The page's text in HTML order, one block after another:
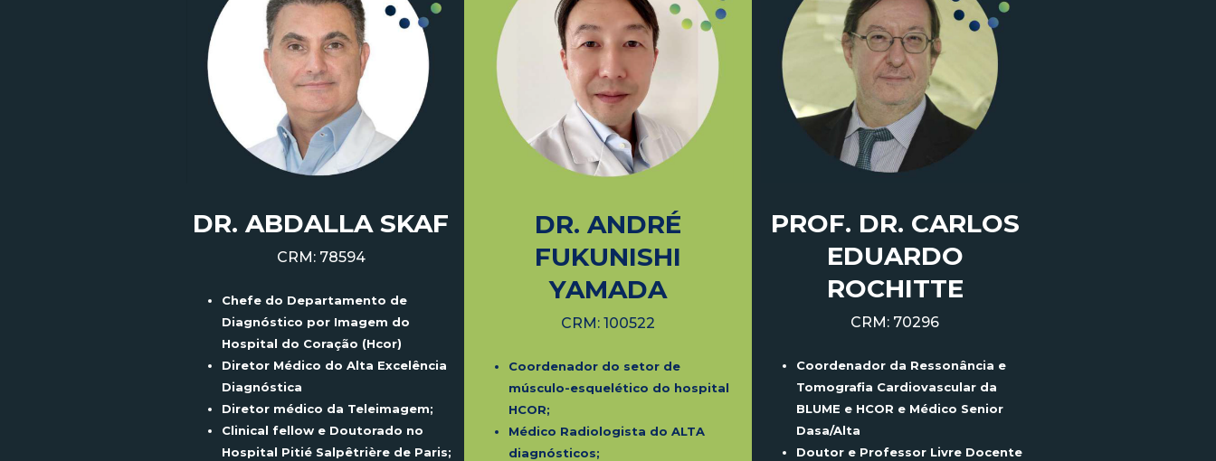
DR. ABDALLA SKAF
CRM: 78594
Chefe do Departamento de
Diagnóstico por Imagem do
Hospital do Coração (Hcor)
Diretor Médico do Alta Excelência
Diagnóstica
Diretor médico da Teleimagem;
Clinical fellow e Doutorado no
Hospital Pitié Salpêtrière de Paris;
DR. ANDRÉ
FUKUNISHI
YAMADA
CRM: 100522
Coordenador do setor de
músculo-esquelético do hospital
HCOR;
Médico Radiologista do ALTA
diagnósticos;
PROF. DR. CARLOS
EDUARDO
ROCHITTE
CRM: 70296
Coordenador da Ressonância e
Tomografia Cardiovascular da
BLUME e HCOR e Médico Senior
Dasa/Alta
Doutor e Professor Livre Docente